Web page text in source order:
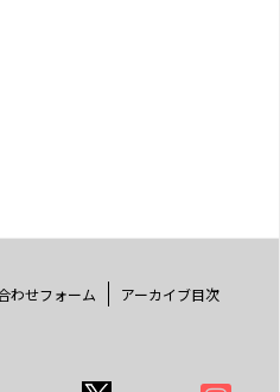
わせフォーム アーカイブ目次